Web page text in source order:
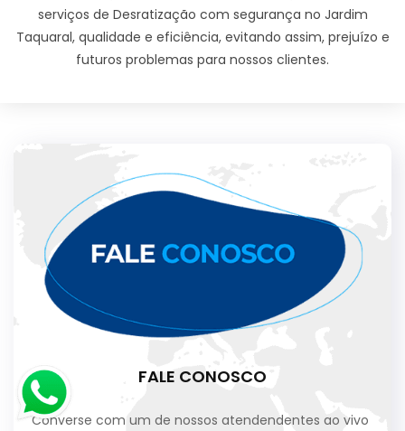
serviços de Desratização com segurança no Jardim
Taquaral, qualidade e eficiência, evitando assim, prejuízo e
futuros problemas para nossos clientes.
FALE CONOSCO
Converse com um de nossos atendendentes ao vivo